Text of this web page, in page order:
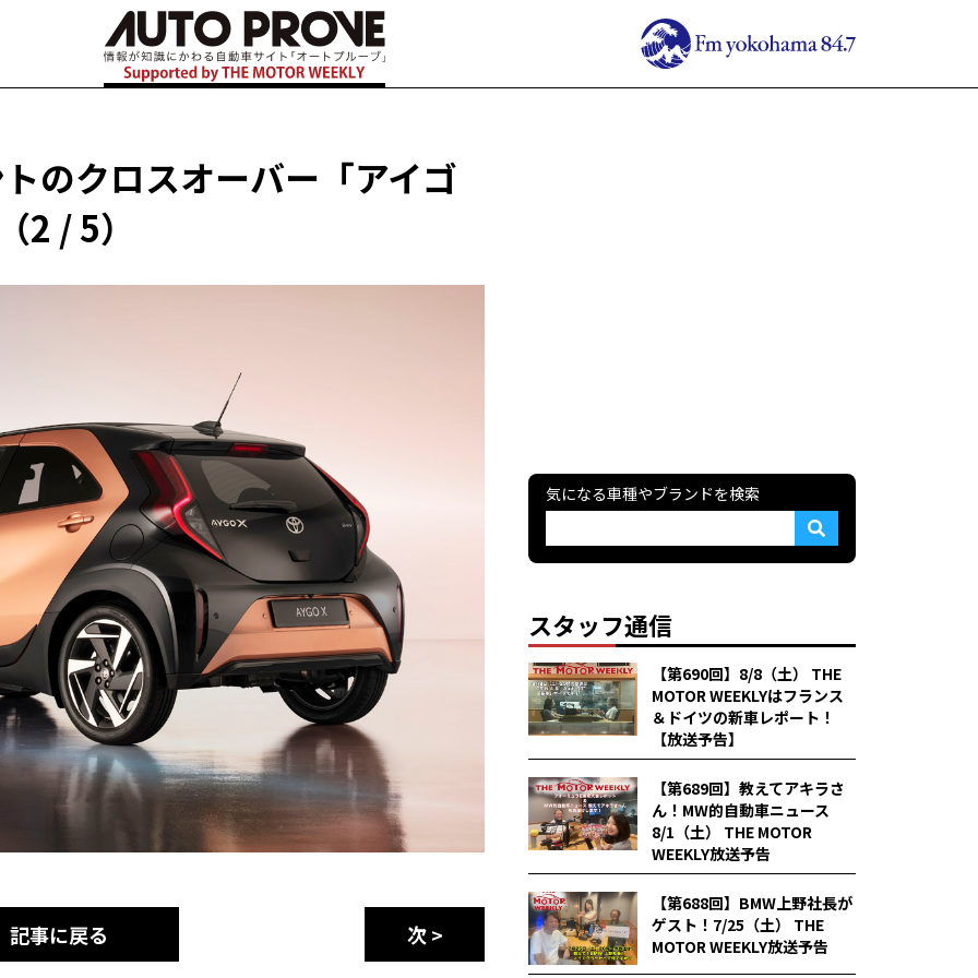
のクロスオーバー「アイゴ
2 / 5）
記事に戻る 次 >
気になる車種やブランドを検索
スタッフ通信
【第690回】8/8（土） THE
MOTOR WEEKLYはフランス
＆ドイツの新車レポート！
【放送予告】
【第689回】教えてアキラさ
ん！MW的自動車ニュース
8/1（土） THE MOTOR
WEEKLY放送予告
【第688回】BMW上野社長が
ゲスト！7/25（土） THE
MOTOR WEEKLY放送予告